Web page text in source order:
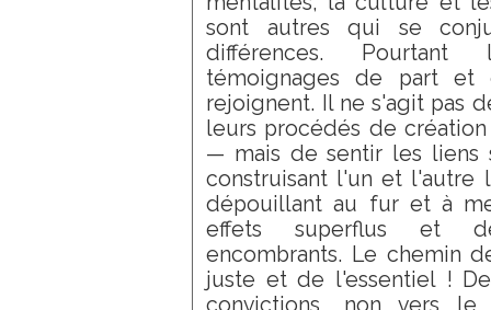
sont autres qui se
différences. Pourtant
témoignages de part et
rejoignent. Il ne s'agit pas
leurs procédés de
— mais de sentir les liens
construisant l'un et l'autre
dépouillant au fur et à
effets superflus et
encombrants. Le chemin
juste et de l'essentiel !
convictions, non vers